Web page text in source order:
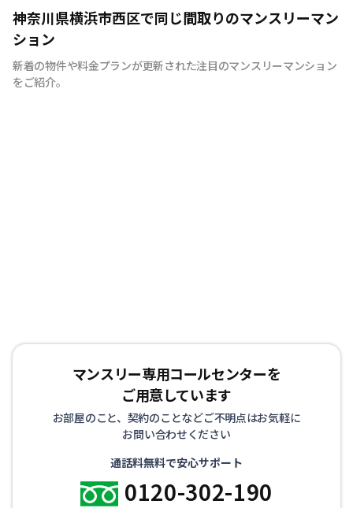
快適で安心な住まいをご提供。入居者様の住み心地と健康
を考え、専門部隊がお部屋を厳選！入居者満足度97％！
神奈川県横浜市西区で同じ間取りのマンスリーマン
ション
新着の物件や料金プランが更新された注目のマンスリーマンション
をご紹介。
マンスリー専用コールセンターを
ご用意しています
お部屋のこと、契約のことなどご不明点はお気軽に
お問い合わせください
通話料無料で安心サポート
0120-302-190